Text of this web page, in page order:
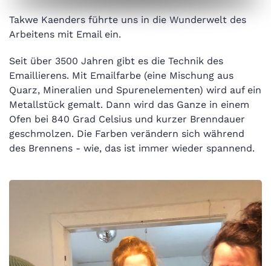
Takwe Kaenders führte uns in die Wunderwelt des
Arbeitens mit Email ein.
Seit über 3500 Jahren gibt es die Technik des
Emaillierens. Mit Emailfarbe (eine Mischung aus
Quarz, Mineralien und Spurenelementen) wird auf ein
Metallstück gemalt. Dann wird das Ganze in einem
Ofen bei 840 Grad Celsius und kurzer Brenndauer
geschmolzen. Die Farben verändern sich während
des Brennens - wie, das ist immer wieder spannend.